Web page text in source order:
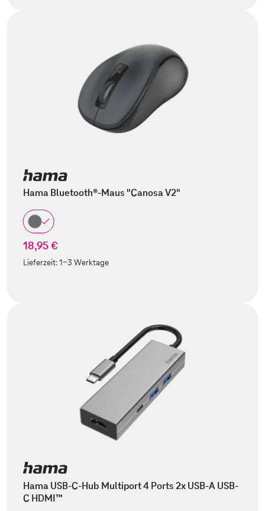
Hama Bluetooth®-Maus "Canosa V2"
18,95 €
Lieferzeit:1-3 Werktage
Hama USB-C-Hub Multiport 4 Ports 2x USB-A USB-
C HDMI™